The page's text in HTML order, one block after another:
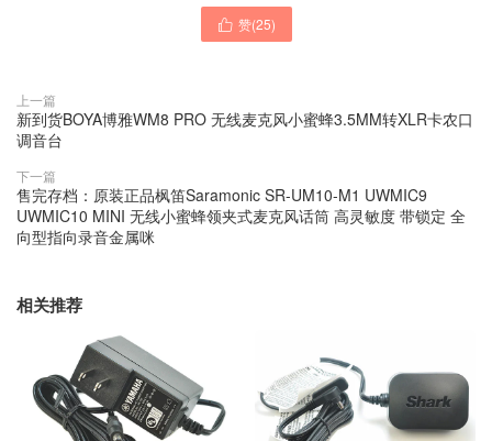
 赞(25)
上一篇
新到货BOYA博雅WM8 PRO 无线麦克风小蜜蜂3.5MM转XLR卡农口
调音台
下一篇
售完存档：原装正品枫笛Saramonic SR-UM10-M1 UWMIC9
UWMIC10 MINI 无线小蜜蜂领夹式麦克风话筒 高灵敏度 带锁定 全
向型指向录音金属咪
相关推荐